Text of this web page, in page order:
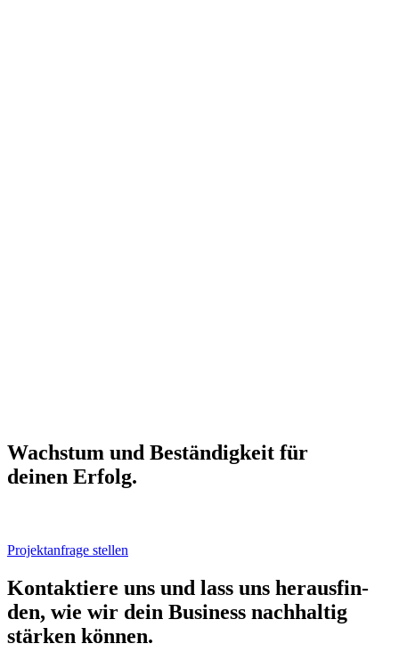
Wachs­tum und Bestän­dig­keit für
dei­nen Erfolg.
Projektanfrage stellen
Kon­tak­tie­re uns und lass uns her­aus­fin­
den, wie wir dein Busi­ness nach­hal­tig
stär­ken kön­nen.